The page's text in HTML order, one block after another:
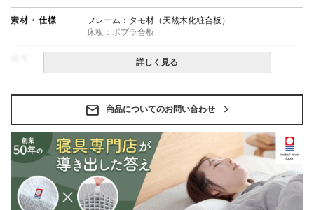
素材・仕様
フレーム：タモ材（天然木化粧合板）
床板：ポプラ合板
・組立設置無料！
・この商品は組み立て式です。
・配送日指定OK！
※北海道・沖縄・離島等一部地域へのお届けは別途送料
が発生する場合がございます。また発送予定も変更にな
る場合があります。
詳しく見る
商品についてのお問い合わせ